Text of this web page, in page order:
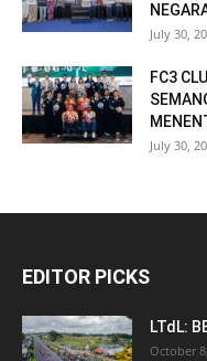
July 30,
FC3
July 30,
EDITOR PICKS
LTdL:
October